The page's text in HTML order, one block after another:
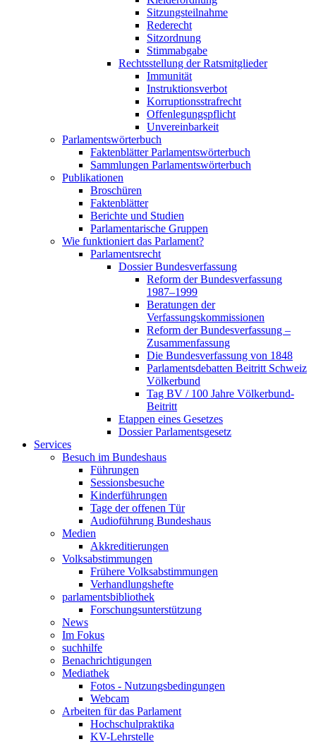
Sitzungsteilnahme
Rederecht
Sitzordnung
Stimmabgabe
Rechtsstellung der Ratsmitglieder
Immunität
Instruktionsverbot
Korruptionsstrafrecht
Offenlegungspflicht
Unvereinbarkeit
Parlamentswörterbuch
Faktenblätter Parlamentswörterbuch
Sammlungen Parlamentswörterbuch
Publikationen
Broschüren
Faktenblätter
Berichte und Studien
Parlamentarische Gruppen
Wie funktioniert das Parlament?
Parlamentsrecht
Dossier Bundesverfassung
Reform der Bundesverfassung
1987–1999
Beratungen der
Verfassungskommissionen
Reform der Bundesverfassung –
Zusammenfassung
Die Bundesverfassung von 1848
Parlamentsdebatten Beitritt Schweiz
Völkerbund
Tag BV / 100 Jahre Völkerbund-
Beitritt
Etappen eines Gesetzes
Dossier Parlamentsgesetz
Services
Besuch im Bundeshaus
Führungen
Sessionsbesuche
Kinderführungen
Tage der offenen Tür
Audioführung Bundeshaus
Medien
Akkreditierungen
Volksabstimmungen
Frühere Volksabstimmungen
Verhandlungshefte
parlamentsbibliothek
Forschungsunterstützung
News
Im Fokus
suchhilfe
Benachrichtigungen
Mediathek
Fotos - Nutzungsbedingungen
Webcam
Arbeiten für das Parlament
Hochschulpraktika
KV-Lehrstelle